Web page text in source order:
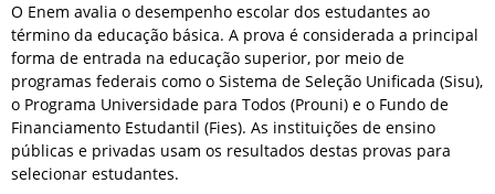
O Enem avalia o desempenho escolar dos estudantes ao
término da educação básica. A prova é considerada a principal
forma de entrada na educação superior, por meio de
programas federais como o Sistema de Seleção Unificada (Sisu),
o Programa Universidade para Todos (Prouni) e o Fundo de
Financiamento Estudantil (Fies). As instituições de ensino
públicas e privadas usam os resultados destas provas para
selecionar estudantes.